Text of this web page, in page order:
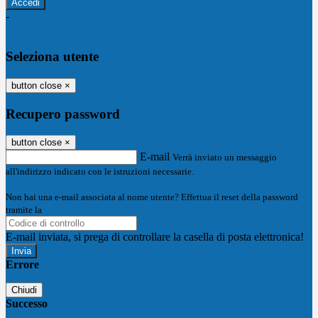
-
Seleziona utente
button close ×
Recupero password
button close ×
E-mail Verrà inviato un messaggio
all'indirizzo indicato con le istruzioni necessarie.
Non hai una e-mail associata al nome utente? Effettua il reset della password
tramite la
E-mail inviata, si prega di controllare la casella di posta elettronica!
Errore
Chiudi
Successo